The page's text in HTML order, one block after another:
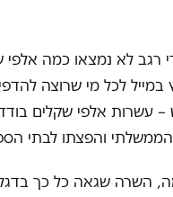
לא נמצאו כמה אלפי
במייל לכל מי שרוצה
עשרות אלפי שקלים
והפצתו לבתי
השרה שגאה כל כך